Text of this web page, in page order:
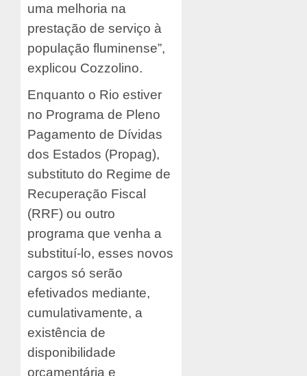
uma melhoria na
prestação de serviço à
população fluminense”,
explicou Cozzolino.
Enquanto o Rio estiver
no Programa de Pleno
Pagamento de Dívidas
dos Estados (Propag),
substituto do Regime de
Recuperação Fiscal
(RRF) ou outro
programa que venha a
substituí-lo, esses novos
cargos só serão
efetivados mediante,
cumulativamente, a
existência de
disponibilidade
orçamentária e